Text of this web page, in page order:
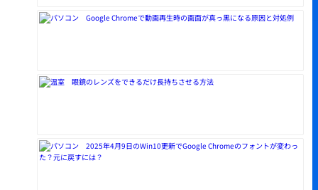
Google Chromeで動画再生時の画面が真っ黒になる原因と対処例
眼鏡のレンズをできるだけ長持ちさせる方法
2025年4月9日のWin10更新でGoogle Chromeのフォントが変わっ
た？元に戻すには？